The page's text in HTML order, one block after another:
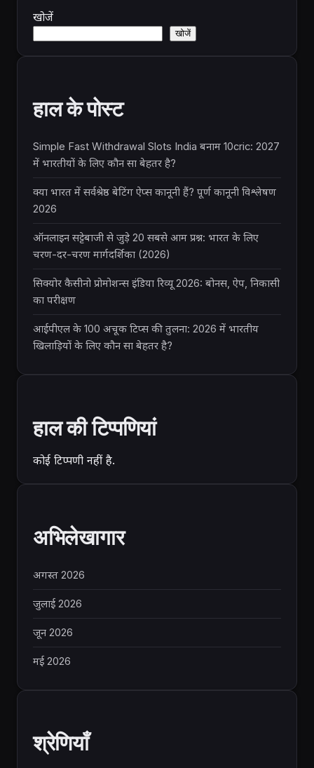
खोजें
खोजें
हाल के पोस्ट
Simple Fast Withdrawal Slots India बनाम 10cric: 2027
में भारतीयों के लिए कौन सा बेहतर है?
क्या भारत में सर्वश्रेष्ठ बेटिंग ऐप्स कानूनी हैं? पूर्ण कानूनी विश्लेषण
2026
ऑनलाइन सट्टेबाजी से जुड़े 20 सबसे आम प्रश्न: भारत के लिए
चरण-दर-चरण मार्गदर्शिका (2026)
सिक्योर कैसीनो प्रोमोशन्स इंडिया रिव्यू 2026: बोनस, ऐप, निकासी
का परीक्षण
आईपीएल के 100 अचूक टिप्स की तुलना: 2026 में भारतीय
खिलाड़ियों के लिए कौन सा बेहतर है?
हाल की टिप्पणियां
कोई टिप्पणी नहीं है.
अभिलेखागार
अगस्त 2026
जुलाई 2026
जून 2026
मई 2026
श्रेणियाँ